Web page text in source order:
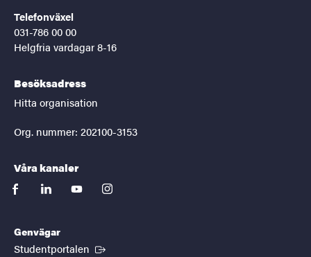
Telefonväxel
031-786 00 00
Helgfria vardagar 8-16
Besöksadress
Hitta organisation
Org. nummer: 202100-3153
Våra kanaler
facebooklinkedinyoutubeinstagram
Genvägar
Studentportalen (Extern länk)